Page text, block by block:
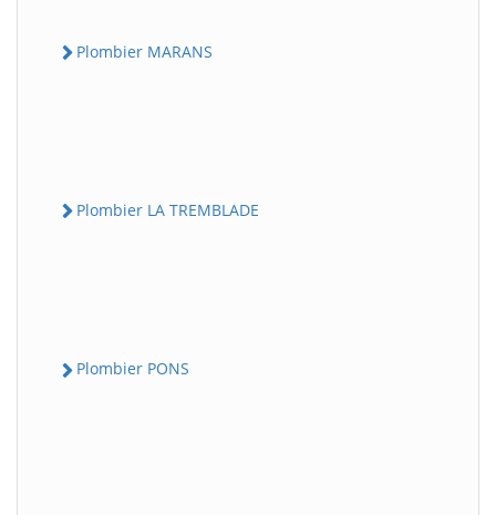
Plombier MARANS
Plombier LA TREMBLADE
Plombier PONS